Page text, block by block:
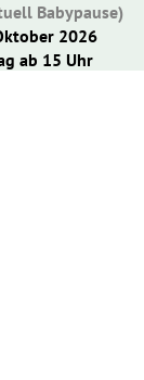
Babypause)
2026
ab 15 Uhr